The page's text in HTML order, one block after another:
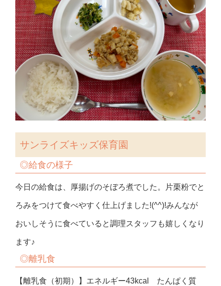
サンライズキッズ保育園
◎給食の様子
今日の給食は、厚揚げのそぼろ煮でした。片栗粉でと
ろみをつけて食べやすく仕上げました!(^^)!みんなが
おいしそうに食べていると調理スタッフも嬉しくなり
ます♪
◎離乳食
【離乳食（初期）】エネルギー43kcal たんぱく質